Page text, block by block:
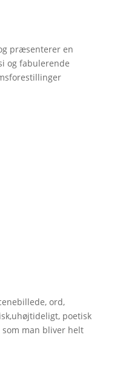
præsenterer en
og fabulerende
ord,
poetisk
man bliver helt